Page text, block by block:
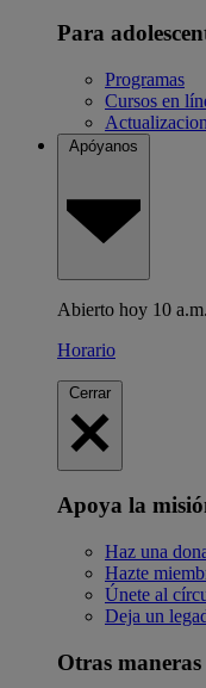
Para
Programas
Cursos en
Apóyanos
Abierto hoy 10
Horario
Cerrar
Apoya la
Haz una
Hazte
Únete al
Deja un
Otras